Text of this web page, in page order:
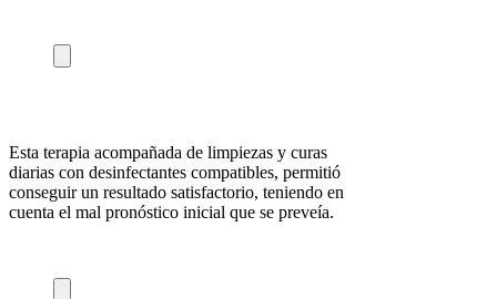
Esta terapia acompañada de limpiezas y curas
diarias con desinfectantes compatibles, permitió
conseguir un resultado satisfactorio, teniendo en
cuenta el mal pronóstico inicial que se preveía.